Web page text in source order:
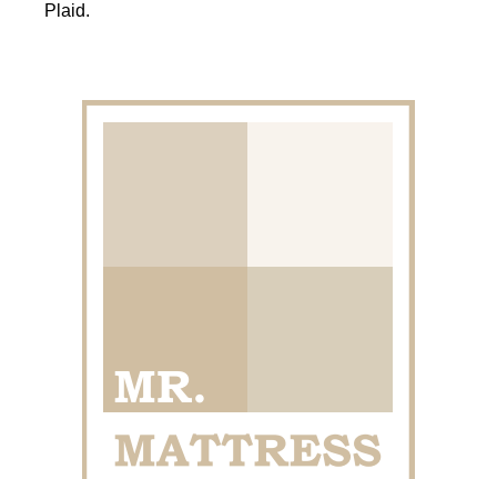
Plaid.